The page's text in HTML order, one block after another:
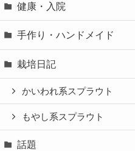
健康・入院
手作り・ハンドメイド
栽培日記
かいわれ系スプラウト
もやし系スプラウト
話題